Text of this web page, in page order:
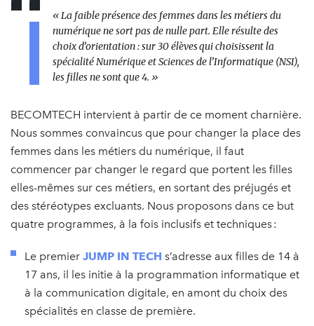
« La faible présence des femmes dans les métiers du
numérique ne sort pas de nulle part. Elle résulte des
choix d’orientation : sur 30 élèves qui choisissent la
spécialité Numérique et Sciences de l’Informatique (NSI),
les filles ne sont que 4. »
BECOMTECH intervient à partir de ce moment charnière.
Nous sommes convaincus que pour changer la place des
femmes dans les métiers du numérique, il faut
commencer par changer le regard que portent les filles
elles-mêmes sur ces métiers, en sortant des préjugés et
des stéréotypes excluants. Nous proposons dans ce but
quatre programmes, à la fois inclusifs et techniques :
Le premier JUMP IN TECH s’adresse aux filles de 14 à
17 ans, il les initie à la programmation informatique et
à la communication digitale, en amont du choix des
spécialités en classe de première.